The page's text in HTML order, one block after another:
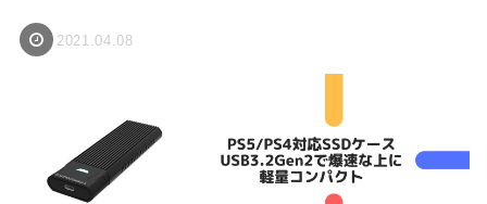
2021.04.08